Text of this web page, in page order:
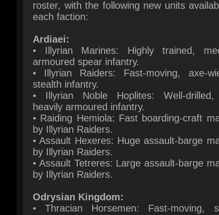
Ardiaei:
• Illyrian Marines: Highly trained,
• Illyrian Raiders: Fast-moving, axe-
stealth infantry.
• Illyrian Noble Hoplites: Well-drilled,
heavily armoured infantry.
• Raiding Hemiola: Fast boarding-craft
by Illyrian Raiders.
• Assault Hexeres: Huge assault-barge
by Illyrian Raiders.
• Assault Tetreres: Large assault-barge
by Illyrian Raiders.
Odrysian Kingdom:
• Thracian Horsemen: Fast-moving,
armed medium cavalry.
Tylis: